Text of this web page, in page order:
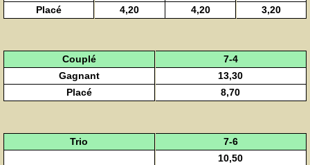
Placé
4,20 4,20 3,20
Couplé
7-4
Gagnant
13,30
Placé
8,70
Trio
7-6
10,50